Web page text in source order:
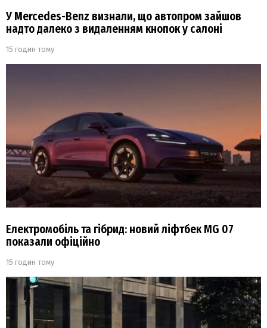
У Mercedes-Benz визнали, що автопром зайшов
надто далеко з видаленням кнопок у салоні
15 годин тому
Електромобіль та гібрид: новий ліфтбек MG 07
показали офіційно
15 годин тому